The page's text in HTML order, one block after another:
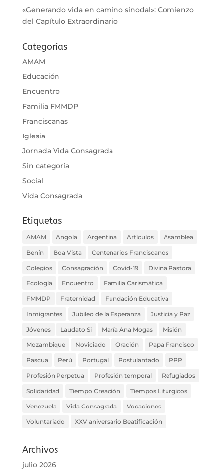
«Generando vida en camino sinodal»: Comienzo
del Capítulo Extraordinario
Categorías
AMAM
Educación
Encuentro
Familia FMMDP
Franciscanas
Iglesia
Jornada Vida Consagrada
Sin categoría
Social
Vida Consagrada
Etiquetas
AMAM Angola Argentina Artículos Asamblea
Benín Boa Vista Centenarios Franciscanos
Colegios Consagración Covid-19 Divina Pastora
Ecología Encuentro Familia Carismática
FMMDP Fraternidad Fundación Educativa
Inmigrantes Jubileo de la Esperanza Justicia y Paz
Jóvenes Laudato Si María Ana Mogas Misión
Mozambique Noviciado Oración Papa Francisco
Pascua Perú Portugal Postulantado PPP
Profesión Perpetua Profesión temporal Refugiados
Solidaridad Tiempo Creación Tiempos Litúrgicos
Venezuela Vida Consagrada Vocaciones
Voluntariado XXV aniversario Beatificación
Archivos
julio 2026